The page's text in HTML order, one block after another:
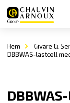
Hem Givare &
DBBWAS-lastcell